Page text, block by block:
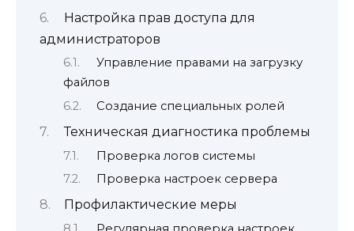
Настройка прав доступа для
администраторов
Управление правами на загрузку
файлов
Создание специальных ролей
Техническая диагностика проблемы
Проверка логов системы
Проверка настроек сервера
Профилактические меры